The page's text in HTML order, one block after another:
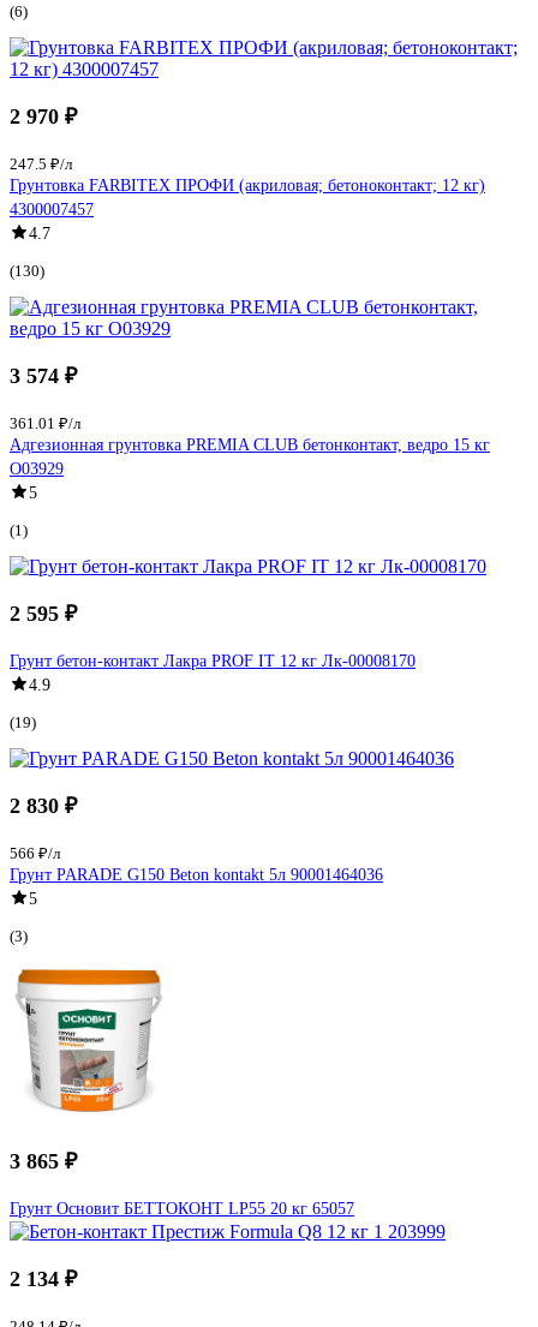
(6)
2 970 ₽
247.5 ₽/л
Грунтовка FARBITEX ПРОФИ (акриловая; бетоноконтакт; 12 кг)
4300007457
4.7
(130)
3 574 ₽
361.01 ₽/л
Адгезионная грунтовка PREMIA CLUB бетонконтакт, ведро 15 кг
О03929
5
(1)
2 595 ₽
Грунт бетон-контакт Лакра PROF IT 12 кг Лк-00008170
4.9
(19)
2 830 ₽
566 ₽/л
Грунт PARADE G150 Beton kontakt 5л 90001464036
5
(3)
3 865 ₽
Грунт Основит БЕТТОКОНТ LP55 20 кг 65057
2 134 ₽